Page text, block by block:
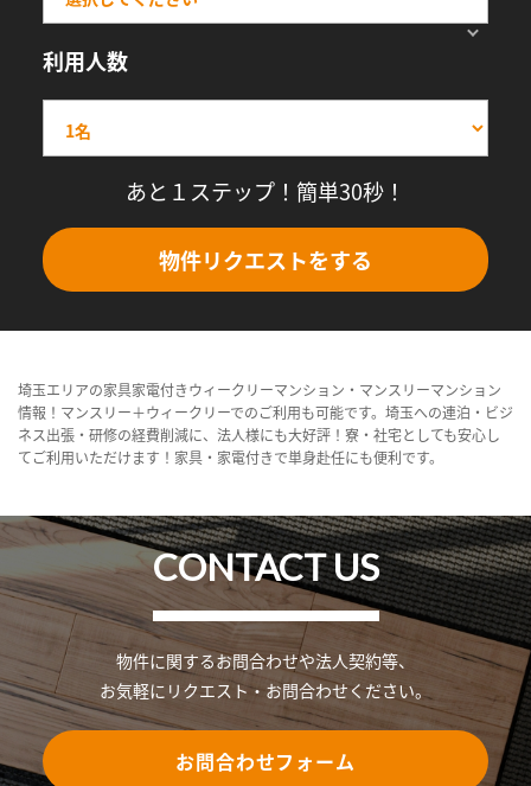
利用人数
あと１ステップ！簡単30秒！
物件リクエストをする
埼玉エリアの家具家電付きウィークリーマンション・マンスリーマンション
情報！マンスリー＋ウィークリーでのご利用も可能です。埼玉への連泊・ビジ
ネス出張・研修の経費削減に、法人様にも大好評！寮・社宅としても安心し
てご利用いただけます！家具・家電付きで単身赴任にも便利です。
CONTACT US
物件に関するお問合わせや法人契約等、
お気軽にリクエスト・お問合わせください。
お問合わせフォーム